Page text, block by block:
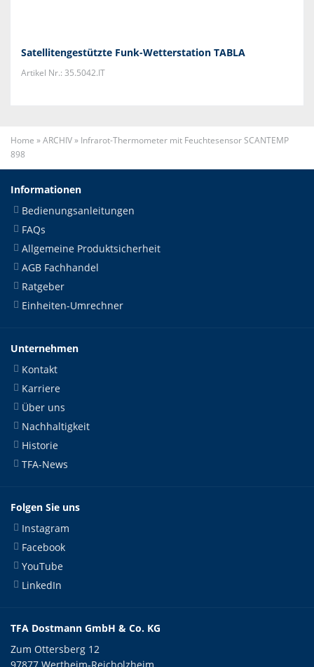
Satellitengestützte Funk-Wetterstation TABLA
Artikel Nr.: 35.5042.IT
Home »ARCHIV» Infrarot-Thermometer mit Feuchtesensor SCANTEMP
898
Informationen
Bedienungsanleitungen
FAQs
Allgemeine Produktsicherheit
AGB Fachhandel
Ratgeber
Einheiten-Umrechner
Unternehmen
Kontakt
Karriere
Über uns
Nachhaltigkeit
Historie
TFA-News
Folgen Sie uns
Instagram
Facebook
YouTube
LinkedIn
TFA Dostmann GmbH & Co. KG
Zum Ottersberg 12